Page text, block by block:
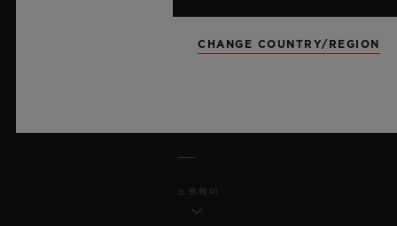
사이트맵
노르웨이
CHANGE COUNTRY/REGION